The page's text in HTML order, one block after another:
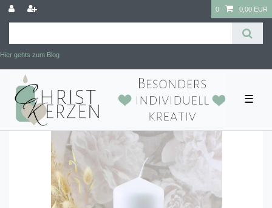
Hier gehts zum Blog
0 0,00 EUR
☰